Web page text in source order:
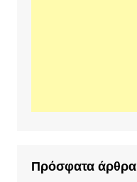
Πρόσφατα άρθρα